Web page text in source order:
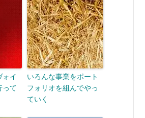
ォイ
って
いろんな事業をポート
フォリオを組んでやっ
ていく